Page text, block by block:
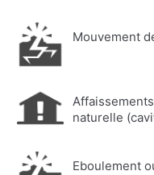
Mouvement
naturelle
Eboulement